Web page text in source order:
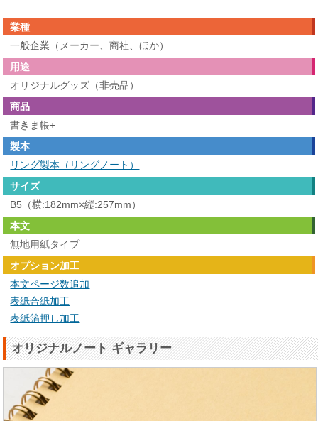
業種
一般企業（メーカー、商社、ほか）
用途
オリジナルグッズ（非売品）
商品
書きま帳+
製本
リング製本（リングノート）
サイズ
B5（横:182mm×縦:257mm）
本文
無地用紙タイプ
オプション加工
本文ページ数追加
表紙合紙加工
表紙箔押し加工
オリジナルノート ギャラリー